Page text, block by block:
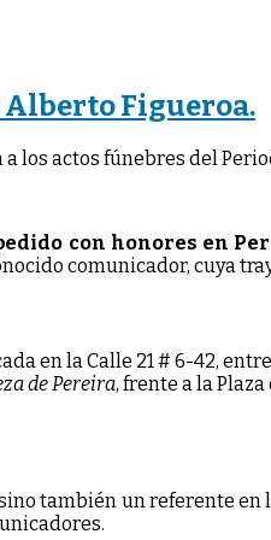
Figueroa.
los actos fúnebres del
con honores en
comunicador, cuya
en la Calle 21 # 6-42,
de Pereira, frente a la Plaza
también un referente